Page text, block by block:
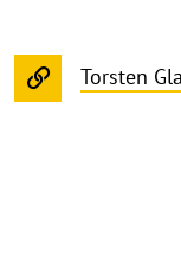
Torsten